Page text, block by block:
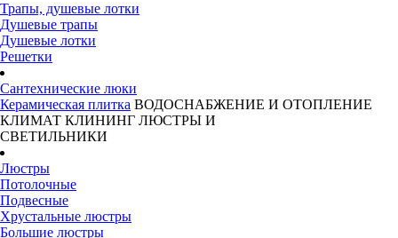
Трапы, душевые лотки
Душевые трапы
Душевые лотки
Решетки
Сантехнические люки
Керамическая плитка ВОДОСНАБЖЕНИЕ И ОТОПЛЕНИЕ
КЛИМАТ КЛИНИНГ ЛЮСТРЫ И
СВЕТИЛЬНИКИ
Люстры
Потолочные
Подвесные
Хрустальные люстры
Большие люстры